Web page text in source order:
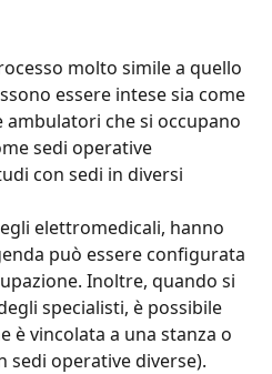
molto simile a quello
essere intese sia come
che si occupano
sedi operative
con sedi in diversi
elettromedicali, hanno
può essere configurata
Inoltre, quando si
specialisti, è possibile
è vincolata a una stanza o
sedi operative diverse).